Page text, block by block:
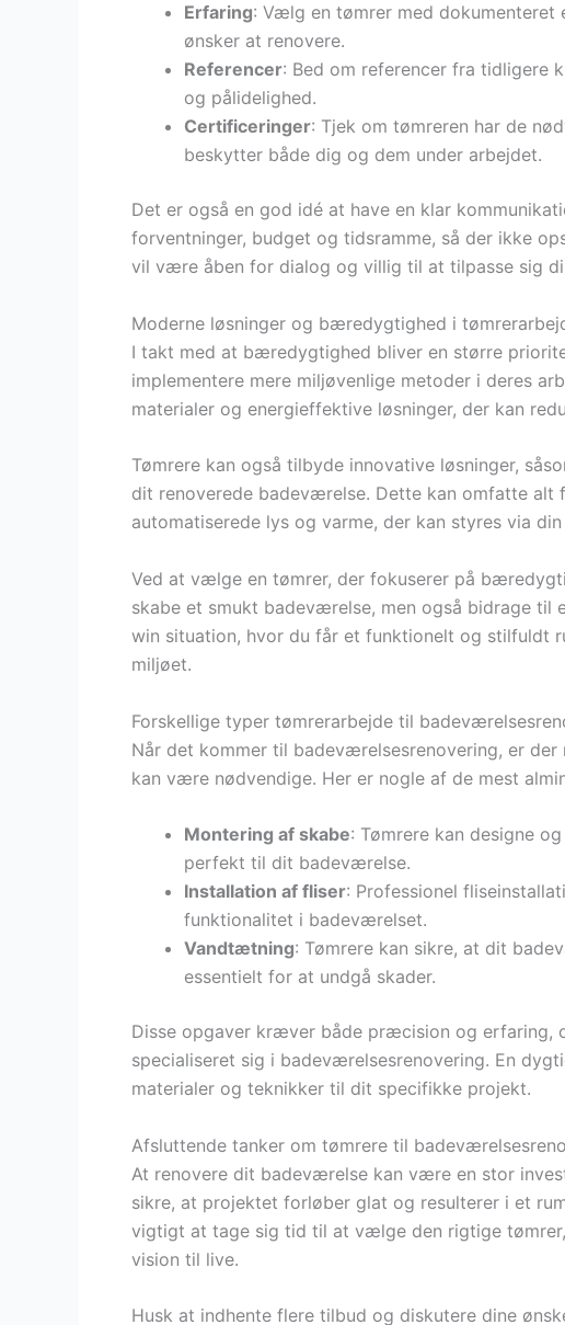
Erfaring: Vælg en tømrer med
ønsker at renovere.
Referencer: Bed om referencer fra tidligere
og pålidelighed.
Certificeringer: Tjek om tømreren har de
beskytter både dig og dem under arbejdet.
Det er også en god idé at have en klar
forventninger, budget og tidsramme, så der ikke
vil være åben for dialog og villig til at tilpasse sig
Moderne løsninger og bæredygtighed i
I takt med at bæredygtighed bliver en større
implementere mere miljøvenlige metoder i deres
materialer og energieffektive løsninger, der kan
Tømrere kan også tilbyde innovative løsninger,
dit renoverede badeværelse. Dette kan omfatte alt
automatiserede lys og varme, der kan styres via
Ved at vælge en tømrer, der fokuserer på
skabe et smukt badeværelse, men også bidrage
win situation, hvor du får et funktionelt og stilfuldt
miljøet.
Forskellige typer tømrerarbejde til
Når det kommer til badeværelsesrenovering, er
kan være nødvendige. Her er nogle af de mest
Montering af skabe: Tømrere kan designe
perfekt til dit badeværelse.
Installation af fliser: Professionel
funktionalitet i badeværelset.
Vandtætning: Tømrere kan sikre, at dit
essentielt for at undgå skader.
Disse opgaver kræver både præcision og
specialiseret sig i badeværelsesrenovering. En
materialer og teknikker til dit specifikke projekt.
Afsluttende tanker om tømrere til
At renovere dit badeværelse kan være en stor
sikre, at projektet forløber glat og resulterer i et
vigtigt at tage sig tid til at vælge den rigtige
vision til live.
Husk at indhente flere tilbud og diskutere dine